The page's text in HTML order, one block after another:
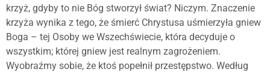
krzyż, gdyby to nie Bóg stworzył świat? Niczym. Znaczenie
krzyża wynika z tego, że śmierć Chrystusa uśmierzyła gniew
Boga – tej Osoby we Wszechświecie, która decyduje o
wszystkim; której gniew jest realnym zagrożeniem.
Wyobraźmy sobie, że ktoś popełnił przestępstwo. Według